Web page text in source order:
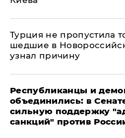
Турция не пропустила
шедшие в
узнал причину
Республиканцы и
объединились: в
сильную поддержку
санкций" против